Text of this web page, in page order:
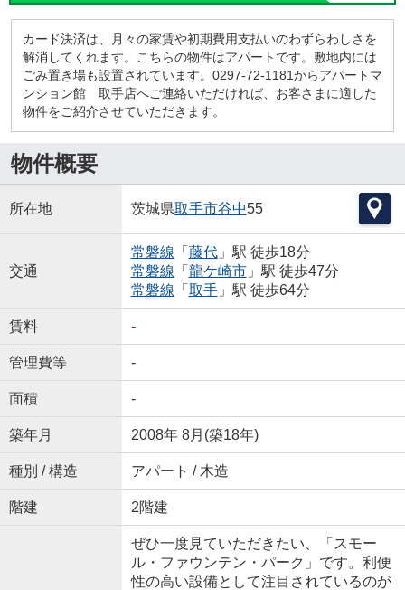
カード決済は、月々の家賃や初期費用支払いのわずらわしさを
解消してくれます。こちらの物件はアパートです。敷地内には
ごみ置き場も設置されています。0297-72-1181からアパートマ
ンション館 取手店へご連絡いただければ、お客さまに適した
物件をご紹介させていただきます。
物件概要
所在地 茨城県取手市谷中55
交通
常磐線 「 藤代」駅 徒歩18分
常磐線 「 龍ケ崎市」駅 徒歩47分
常磐線 「 取手」駅 徒歩64分
賃料 -
管理費等 -
面積 -
築年月 2008年 8月(築18年)
種別 / 構造 アパート / 木造
階建 2階建
ぜひ一度見ていただきたい、「スモー
ル・ファウンテン・パーク」です。利便
性の高い設備として注目されているのが